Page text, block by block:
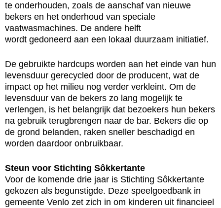
te onderhouden, zoals de aanschaf van nieuwe
bekers en het onderhoud van speciale
vaatwasmachines. De andere helft
wordt gedoneerd aan een lokaal duurzaam initiatief.
De gebruikte hardcups worden aan het einde van hun
levensduur gerecycled door de producent, wat de
impact op het milieu nog verder verkleint. Om de
levensduur van de bekers zo lang mogelijk te
verlengen, is het belangrijk dat bezoekers hun bekers
na gebruik terugbrengen naar de bar. Bekers die op
de grond belanden, raken sneller beschadigd en
worden daardoor onbruikbaar.
Steun voor Stichting Sôkkertante
Voor de komende drie jaar is Stichting Sôkkertante
gekozen als begunstigde. Deze speelgoedbank in
gemeente Venlo zet zich in om kinderen uit financieel